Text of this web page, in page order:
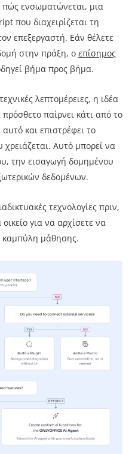
πώς ενσωματώνεται, μια
που διαχειρίζεται τη
επεξεργαστή. Εάν θέλετε
στην πράξη, ο επίσημος
βήμα προς βήμα.
λεπτομέρειες, η ιδέα
παίρνει κάτι από το
και επιστρέφει το
Αυτό μπορεί να
την εισαγωγή δομημένου
δεδομένων.
τεχνολογίες πριν,
για να αρχίσετε να
καμπύλη μάθησης.